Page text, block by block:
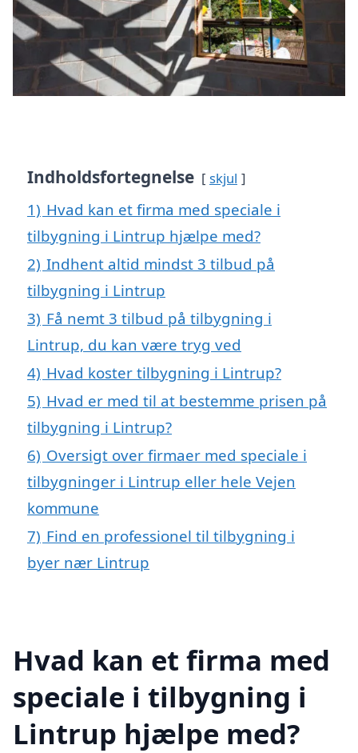
Indholdsfortegnelse skjul
1) Hvad kan et firma med speciale i
tilbygning i Lintrup hjælpe med?
2) Indhent altid mindst 3 tilbud på
tilbygning i Lintrup
3) Få nemt 3 tilbud på tilbygning i
Lintrup, du kan være tryg ved
4) Hvad koster tilbygning i Lintrup?
5) Hvad er med til at bestemme prisen på
tilbygning i Lintrup?
6) Oversigt over firmaer med speciale i
tilbygninger i Lintrup eller hele Vejen
kommune
7) Find en professionel til tilbygning i
byer nær Lintrup
Hvad kan et firma med
speciale i tilbygning i
Lintrup hjælpe med?